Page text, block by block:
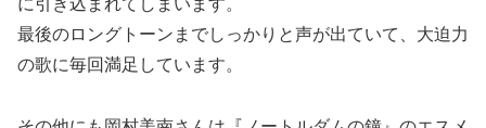
に引き込まれてしまいます。
最後のロングトーンまでしっかりと声が出ていて、大迫力
の歌に毎回満足しています。